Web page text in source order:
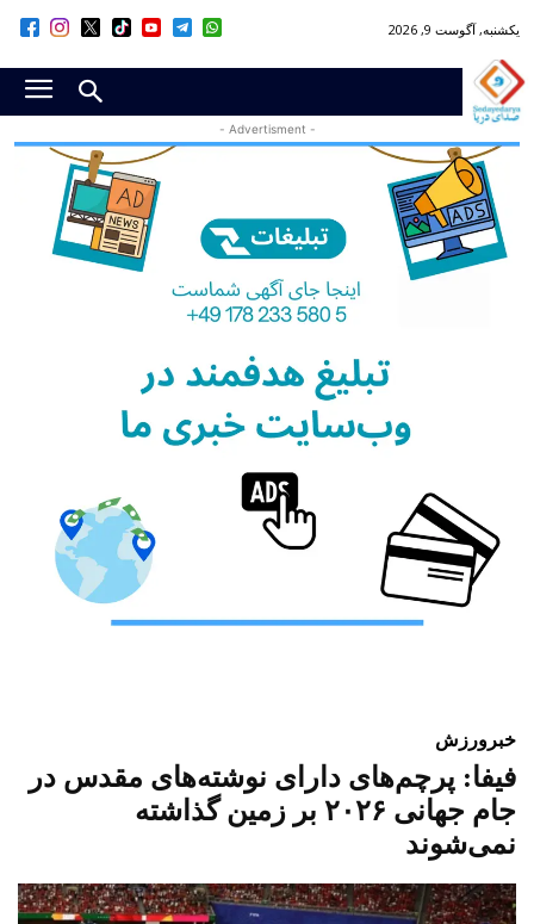
یکشنبه, آگوست 9, 2026
- Advertisment -
خبر ورزش
فیفا: پرچم‌های دارای نوشته‌های مقدس در
جام جهانی ۲۰۲۶ بر زمین گذاشته
نمی‌شوند